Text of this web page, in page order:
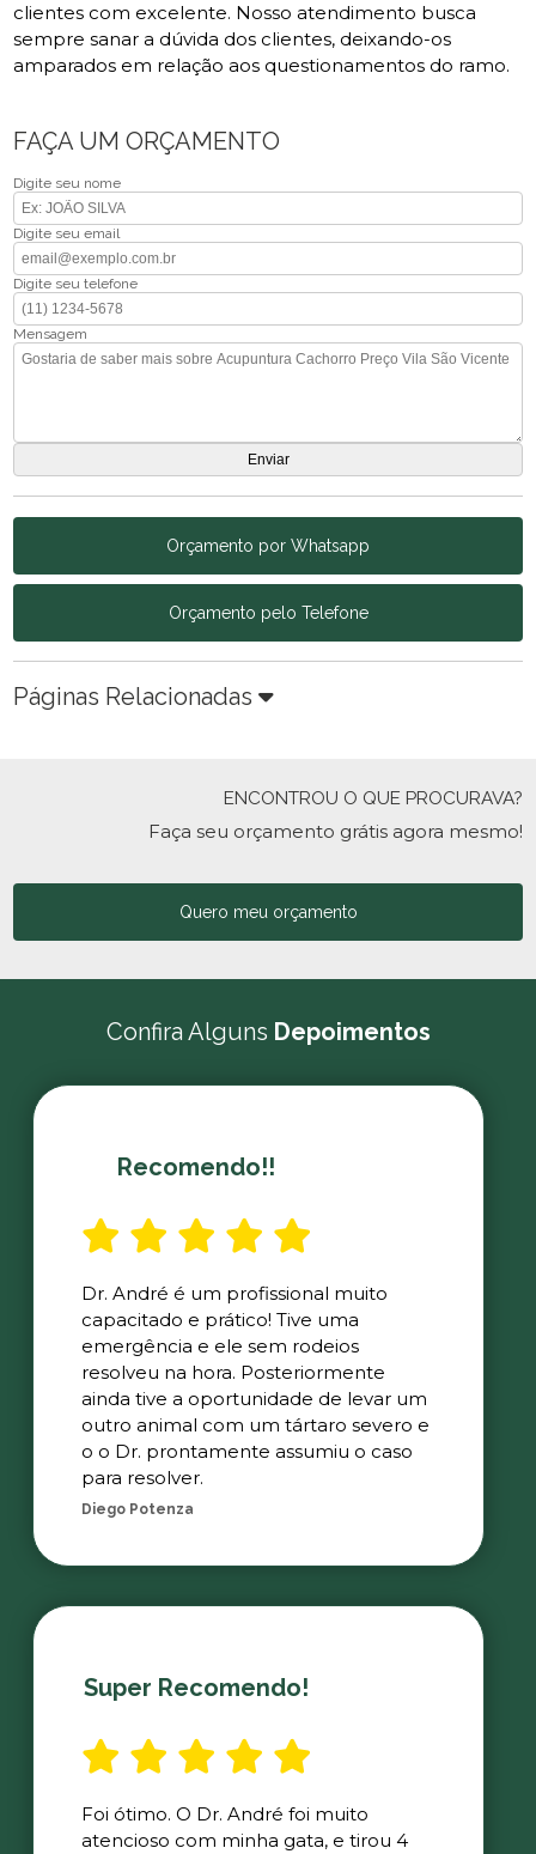
clientes com excelente. Nosso atendimento busca
sempre sanar a dúvida dos clientes, deixando-os
amparados em relação aos questionamentos do ramo.
FAÇA UM ORÇAMENTO
Digite seu nome
Digite seu email
Digite seu telefone
Mensagem
Orçamento por Whatsapp
Orçamento pelo Telefone
Páginas Relacionadas
ENCONTROU O QUE PROCURAVA?
Faça seu orçamento grátis agora mesmo!
Quero meu orçamento
Confira Alguns Depoimentos
Recomendo!!
Dr. André é um profissional muito
capacitado e prático! Tive uma
emergência e ele sem rodeios
resolveu na hora. Posteriormente
ainda tive a oportunidade de levar um
outro animal com um tártaro severo e
o o Dr. prontamente assumiu o caso
para resolver.
Diego Potenza
Super Recomendo!
Foi ótimo. O Dr. André foi muito
atencioso com minha gata, e tirou 4